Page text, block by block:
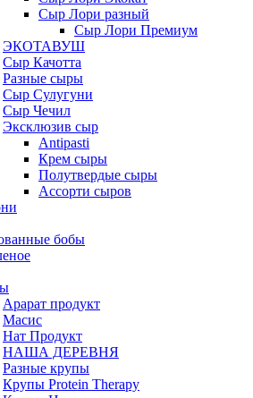
Сыр Лори разный
Сыр Лори Премиум
ЭКОТАВУШ
Сыр Качотта
Разные сыры
Сыр Сулугуни
Сыр Чечил
Эксклюзив сыр
Antipasti
Крем сыры
Полутвердые сыры
Ассорти сыров
бобы
Арарат продукт
Масис
Нат Продукт
НАША ДЕРЕВНЯ
Разные крупы
Крупы Protein Therapy